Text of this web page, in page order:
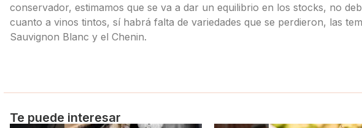
conservador, estimamos que se va a dar un equilibrio en los stocks, no
cuanto a vinos tintos, sí habrá falta de variedades que se perdieron, las
Sauvignon Blanc y el Chenin.
Te puede interesar